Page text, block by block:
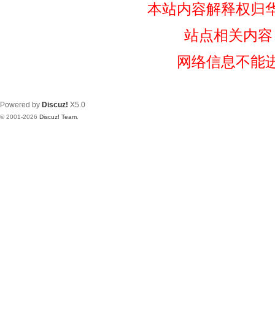
本站内容解释权归
站点相关内
网络信息不能
Powered by Discuz! X5.0
© 2001-2026 Discuz! Team